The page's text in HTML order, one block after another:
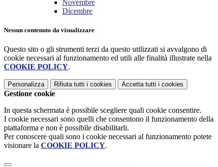
Novembre
Dicembre
Nessun contenuto da visualizzare
Questo sito o gli strumenti terzi da questo utilizzati si avvalgono di
cookie necessari al funzionamento ed utili alle finalità illustrate nella
COOKIE POLICY.
Personalizza Rifiuta tutti i cookies Accetta tutti i cookies
Gestione cookie
In questa schermata è possibile scegliere quali cookie consentire.
I cookie necessari sono quelli che consentono il funzionamento della
piattaforma e non è possibile disabilitarli.
Per conoscere quali sono i cookie necessari al funzionamento potete
visionare la COOKIE POLICY.